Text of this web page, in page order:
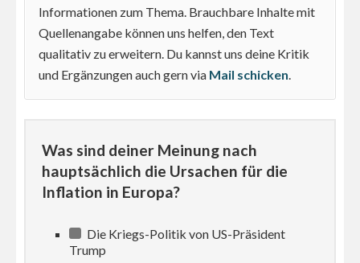
Informationen zum Thema. Brauchbare Inhalte mit
Quellenangabe können uns helfen, den Text
qualitativ zu erweitern. Du kannst uns deine Kritik
und Ergänzungen auch gern via Mail schicken.
Was sind deiner Meinung nach
hauptsächlich die Ursachen für die
Inflation in Europa?
Die Kriegs-Politik von US-Präsident
Trump